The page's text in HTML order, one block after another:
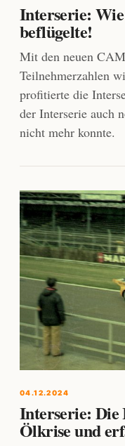
Interserie:
beflügelte!
Mit den neuen
Teilnehmerzahlen
profitierte die
der Interserie auch
nicht mehr konnte.
04.12.2024
Interserie: Die
Ölkrise und